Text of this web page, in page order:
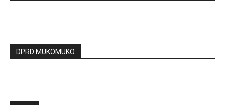
DPRD MUKOMUKO